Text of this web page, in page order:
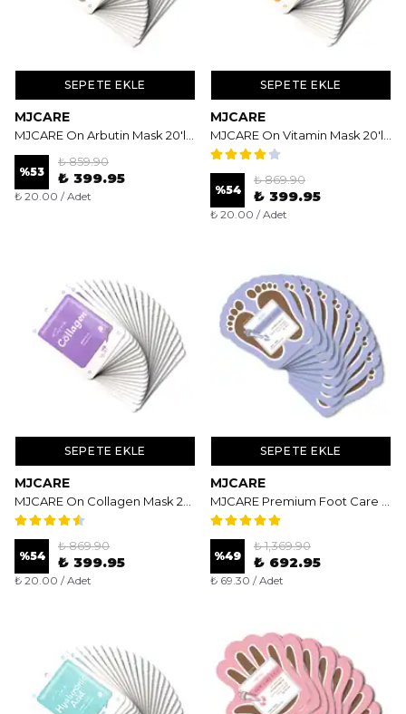
SEPETE EKLE
MJCARE
%53
₺ 859.90
₺ 399.95
₺ 20.00 / Adet
SEPETE EKLE
MJCARE
%54
₺ 869.90
₺ 399.95
₺ 20.00 / Adet
SEPETE EKLE
MJCARE
%54
₺ 869.90
₺ 399.95
₺ 20.00 / Adet
SEPETE EKLE
MJCARE
%49
₺ 1,369.90
₺ 692.95
₺ 69.30 / Adet